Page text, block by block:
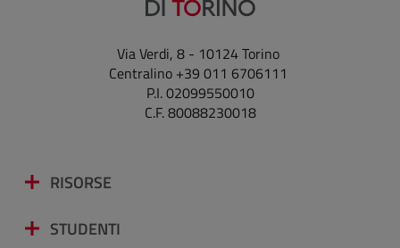
Via Verdi, 8 - 10124 Torino
Centralino +39 011 6706111
P.I. 02099550010
C.F. 80088230018
RISORSE
STUDENTI